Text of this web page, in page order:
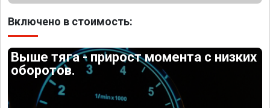
Включено в стоимость:
Выше тяга - прирост момента с низких
оборотов.